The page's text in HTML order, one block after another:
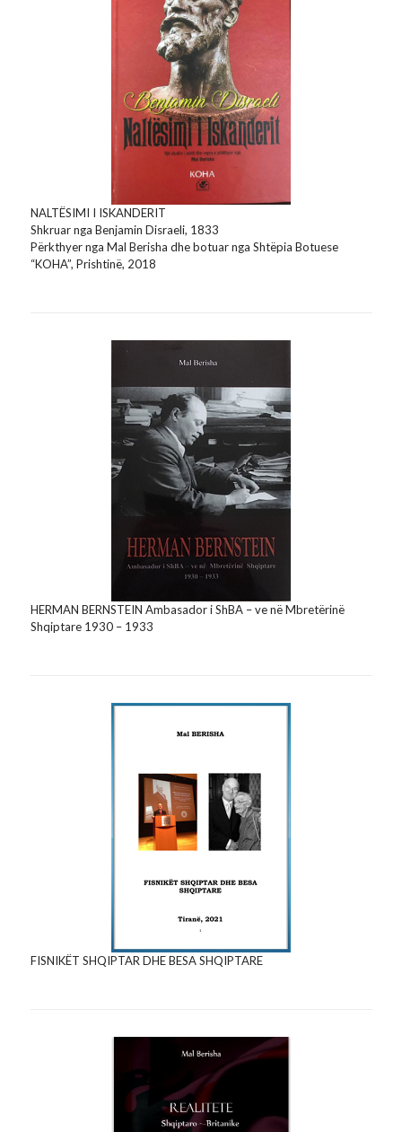
NALTËSIMI I ISKANDERIT
Shkruar nga Benjamin Disraeli, 1833
Përkthyer nga Mal Berisha dhe botuar nga Shtëpia Botuese
“KOHA”, Prishtinë, 2018
HERMAN BERNSTEIN Ambasador i ShBA – ve në Mbretërinë
Shqiptare 1930 – 1933
FISNIKËT SHQIPTAR DHE BESA SHQIPTARE